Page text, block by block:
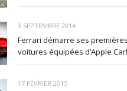
9 SEPTEMBRE 2014
Ferrari démarre ses
voitures équipées d’Apple
17 FÉVRIER 2015